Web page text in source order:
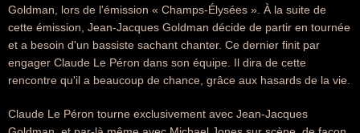
Goldman, lors de l'émission « Champs-Élysées ». À la suite de
cette émission, Jean-Jacques Goldman décide de partir en tournée
et a besoin d'un bassiste sachant chanter. Ce dernier finit par
engager Claude Le Péron dans son équipe. Il dira de cette
rencontre qu'il a beaucoup de chance, grâce aux hasards de la vie.
Claude Le Péron tourne exclusivement avec Jean-Jacques